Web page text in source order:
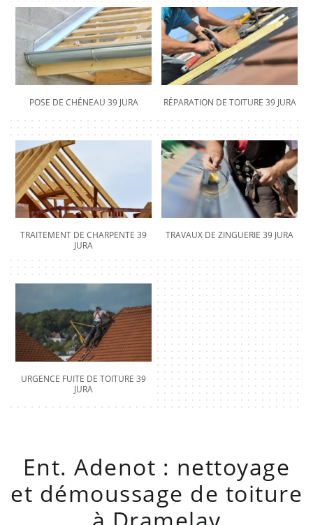
POSE DE CHÉNEAU 39 JURA RÉPARATION DE TOITURE 39 JURA
TRAITEMENT DE CHARPENTE 39
JURA
TRAVAUX DE ZINGUERIE 39 JURA
URGENCE FUITE DE TOITURE 39
JURA
Ent. Adenot : nettoyage
et démoussage de toiture